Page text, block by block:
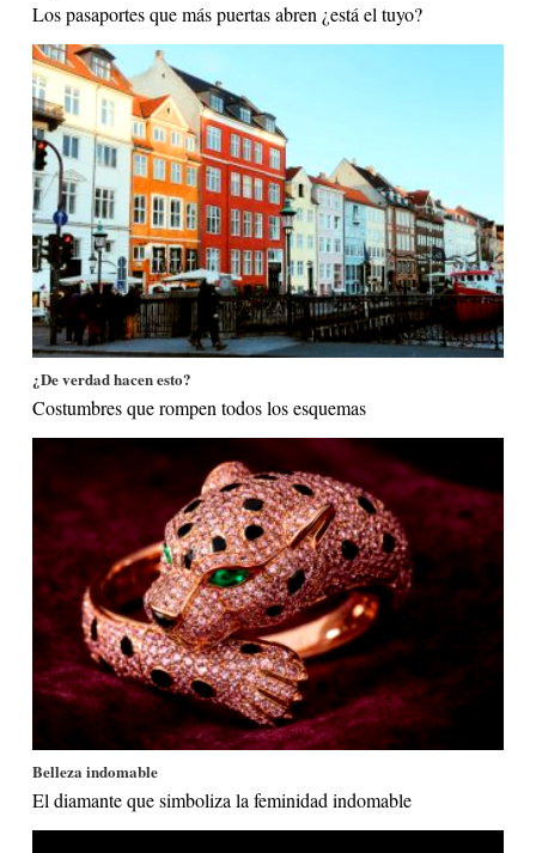
Los pasaportes que más puertas abren ¿está el tuyo?
¿De verdad hacen esto?
Costumbres que rompen todos los esquemas
Belleza indomable
El diamante que simboliza la feminidad indomable